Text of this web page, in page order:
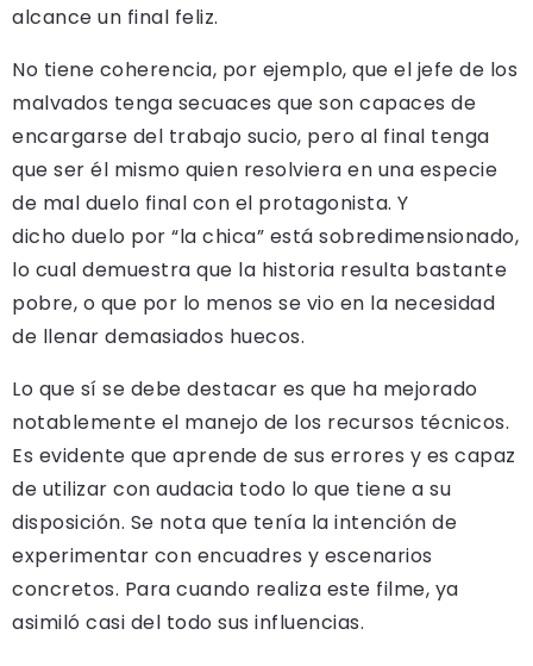
alcance un final feliz.
No tiene coherencia, por ejemplo, que el jefe de los
malvados tenga secuaces que son capaces de
encargarse del trabajo sucio, pero al final tenga
que ser él mismo quien resolviera en una especie
de mal duelo final con el protagonista. Y
dicho duelo por “la chica” está sobredimensionado,
lo cual demuestra que la historia resulta bastante
pobre, o que por lo menos se vio en la necesidad
de llenar demasiados huecos.
Lo que sí se debe destacar es que ha mejorado
notablemente el manejo de los recursos técnicos.
Es evidente que aprende de sus errores y es capaz
de utilizar con audacia todo lo que tiene a su
disposición. Se nota que tenía la intención de
experimentar con encuadres y escenarios
concretos. Para cuando realiza este filme, ya
asimiló casi del todo sus influencias.